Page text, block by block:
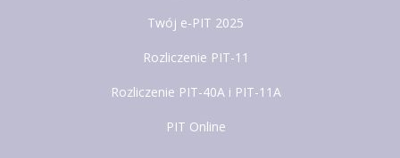
Twój e-PIT 2025
Rozliczenie PIT-11
Rozliczenie PIT-40A i PIT-11A
PIT Online